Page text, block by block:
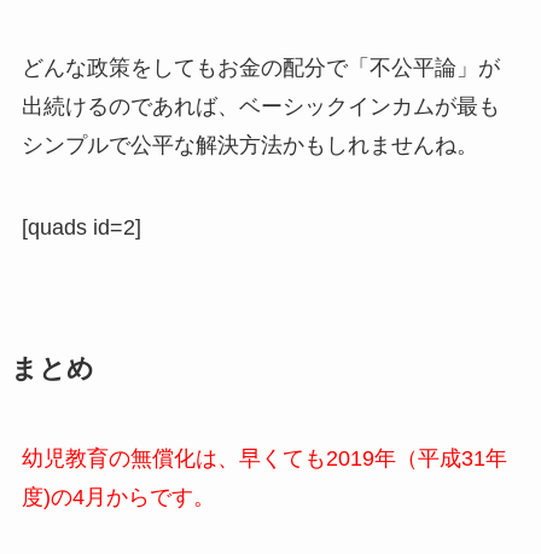
どんな政策をしてもお金の配分で「不公平論」が
出続けるのであれば、ベーシックインカムが最も
シンプルで公平な解決方法かもしれませんね。
[quads id=2]
まとめ
幼児教育の無償化は、早くても2019年（平成31年
度)の4月からです。